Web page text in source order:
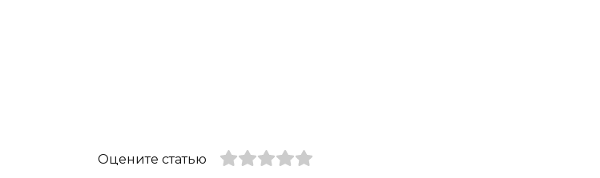
Оцените статью